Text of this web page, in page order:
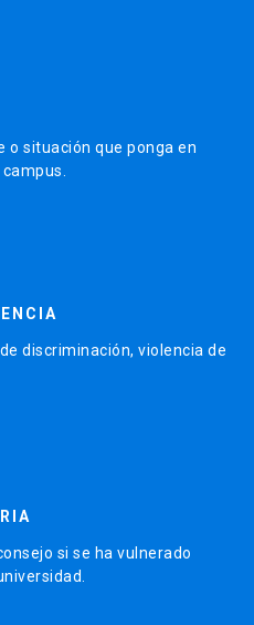
o situación que ponga en
discriminación, violencia de
si se ha vulnerado